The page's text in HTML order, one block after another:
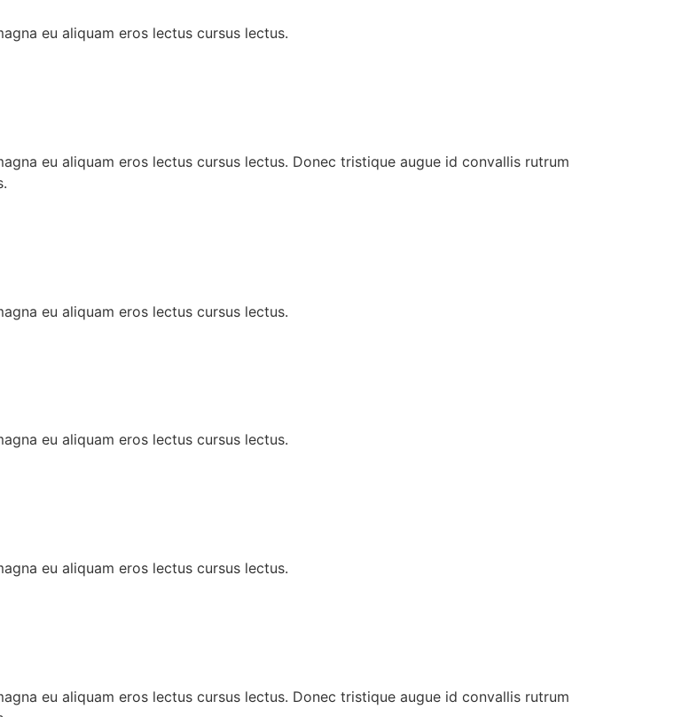
eu aliquam eros lectus cursus lectus.
eu aliquam eros lectus cursus lectus. Donec tristique augue id convallis rutrum
eu aliquam eros lectus cursus lectus.
eu aliquam eros lectus cursus lectus.
eu aliquam eros lectus cursus lectus.
eu aliquam eros lectus cursus lectus. Donec tristique augue id convallis rutrum